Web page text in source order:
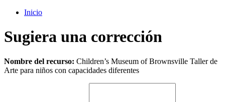
Inicio
Sugiera una corrección
Leave
this
Nombre del recurso: Children’s Museum of Brownsville Taller de
Arte para niños con capacidades diferentes